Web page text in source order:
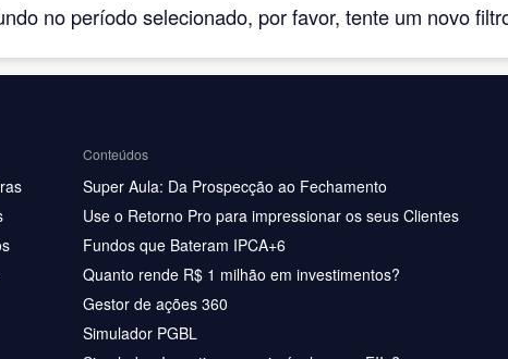
no período selecionado, por favor, tente um novo
Conteúdos
Super Aula: Da Prospecção ao Fechamento
Use o Retorno Pro para impressionar os seus Clientes
Fundos que Bateram IPCA+6
Quanto rende R$ 1 milhão em investimentos?
Gestor de ações 360
Simulador PGBL